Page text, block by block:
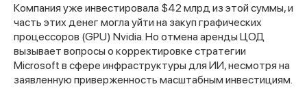
Компания уже инвестировала $42 млрд из этой суммы, и
часть этих денег могла уйти на закуп графических
процессоров (GPU) Nvidia. Но отмена аренды ЦОД
вызывает вопросы о корректировке стратегии
Microsoft в сфере инфраструктуры для ИИ, несмотря на
заявленную приверженность масштабным инвестициям.
Спасибо за заявку